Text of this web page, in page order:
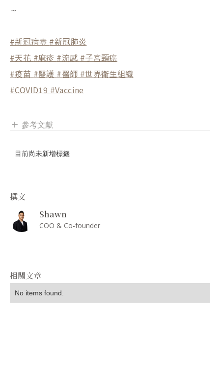
～
#新冠病毒 #新冠肺炎
#天花 #麻疹 #流感 #子宮頸癌
#疫苗 #醫護 #醫師 #世界衛生組織
#COVID19 #Vaccine
add 參考文獻
目前尚未新增標籤
撰文
Shawn
COO & Co-founder
相關文章
No items found.